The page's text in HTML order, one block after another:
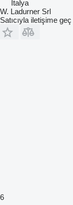
İtalya
W. Ladurner Srl
Satıcıyla iletişime geç
6